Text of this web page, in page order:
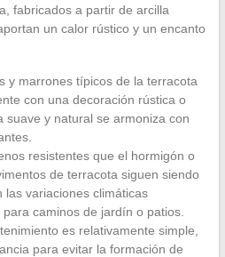
fabricados a partir de arcilla
un calor rústico y un encanto
y marrones típicos de la terracota
con una decoración rústica o
suave y natural se armoniza con
resistentes que el hormigón o
de terracota siguen siendo
las variaciones climáticas
caminos de jardín o patios.
es relativamente simple,
para evitar la formación de